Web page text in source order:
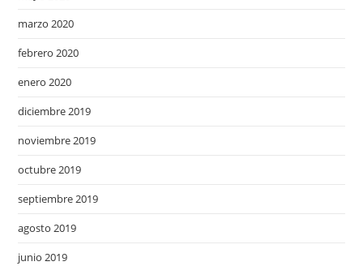
marzo 2020
febrero 2020
enero 2020
diciembre 2019
noviembre 2019
octubre 2019
septiembre 2019
agosto 2019
junio 2019